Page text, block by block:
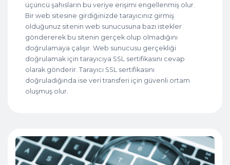
üçüncü şahısların bu veriye erişimi engellenmiş olur.
Bir web sitesine girdiğinizde tarayıcınız girmiş
olduğunuz sitenin web sunucusuna bazı istekler
göndererek bu sitenin gerçek olup olmadığını
doğrulamaya çalışır. Web sunucusu gerçekliği
doğrulamak için tarayıcıya SSL sertifikasını cevap
olarak gönderir. Tarayıcı SSL sertifikasını
doğruladığında ise veri transferi için güvenli ortam
oluşmuş olur.